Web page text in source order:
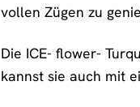
vollen Zügen zu
Die ICE- flower-
kannst sie auch mit